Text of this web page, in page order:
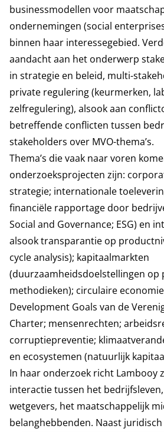
businessmodellen voor
ondernemingen (social
binnen haar interessegebied.
aandacht aan het onderwerp
in strategie en beleid, multi-
private regulering (keurmerken,
zelfregulering), alsook aan
betreffende conflicten tussen
stakeholders over MVO-thema’s.
Thema’s die vaak naar voren
onderzoeksprojecten zijn:
strategie; internationale
financiële rapportage door
Social and Governance; ESG) en
alsook transparantie op
cycle analysis); kapitaalmarkten
(duurzaamheidsdoelstellingen op
methodieken); circulaire
Development Goals van de
Charter; mensenrechten;
corruptiepreventie;
en ecosystemen (natuurlijk
In haar onderzoek richt Lambooy
interactie tussen het
wetgevers, het maatschappelijk
belanghebbenden. Naast